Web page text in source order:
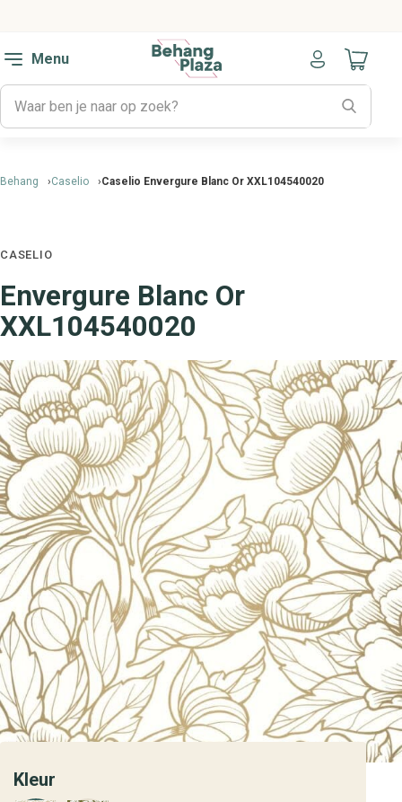
Menu
Naar
Behang Caselio Caselio Envergure Blanc Or XXL104540020
CASELIO
Envergure Blanc Or
XXL104540020
Kleur